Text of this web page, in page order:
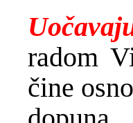
radom
čine